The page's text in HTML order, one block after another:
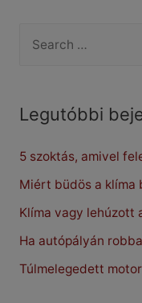
r
h
f
o
r
Legutóbbi
5 szoktás, amivel
Miért büdös a klíma
Klíma vagy lehúzott
Ha autópályán
Túlmelegedett